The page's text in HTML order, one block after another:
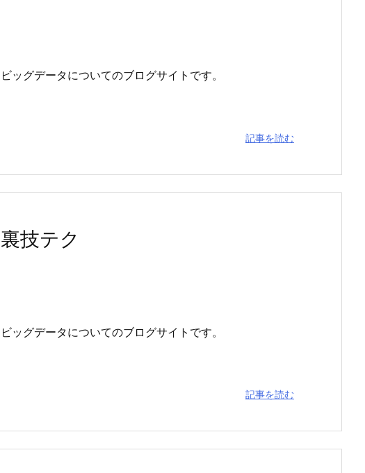
ッグデータについてのブログサイトです。
記事を読む
技テク
ッグデータについてのブログサイトです。
記事を読む